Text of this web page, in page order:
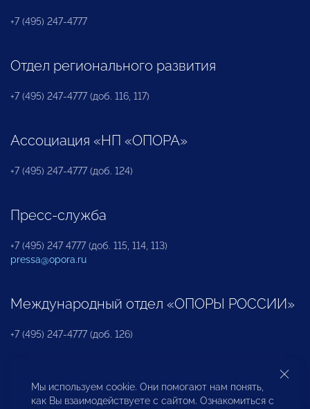
+7 (495) 247-4777
Отдел регионального развития
+7 (495) 247-4777 (доб. 116, 117)
Ассоциация «НП «ОПОРА»
+7 (495) 247-4777 (доб. 124)
Пресс-служба
+7 (495) 247 4777 (доб. 115, 114, 113)
pressa@opora.ru
Международный отдел «ОПОРЫ РОССИИ»
+7 (495) 247-4777 (доб. 126)
Бюро по защите прав предпринимателей и
инвесторов
Мы используем cookie. Они помогают нам понять,
как Вы взаимодействуете с сайтом. Ознакомиться с